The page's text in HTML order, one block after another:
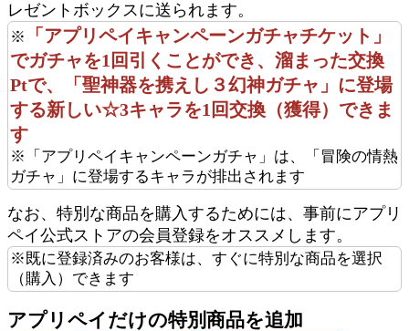
レゼントボックスに送られます。
※
「アプリペイキャンペーンガチャチケット」
でガチャを1回引くことができ、溜まった交換
Ptで、「聖神器を携えし３幻神ガチャ」に登場
する新しい☆3キャラを1回交換（獲得）できま
す
※「アプリペイキャンペーンガチャ」は、「冒険の情熱
ガチャ」に登場するキャラが排出されます
なお、特別な商品を購入するためには、事前にアプリ
ペイ公式ストアの会員登録をオススメします。
※既に登録済みのお客様は、すぐに特別な商品を選択
（購入）できます
アプリペイだけの特別商品を追加